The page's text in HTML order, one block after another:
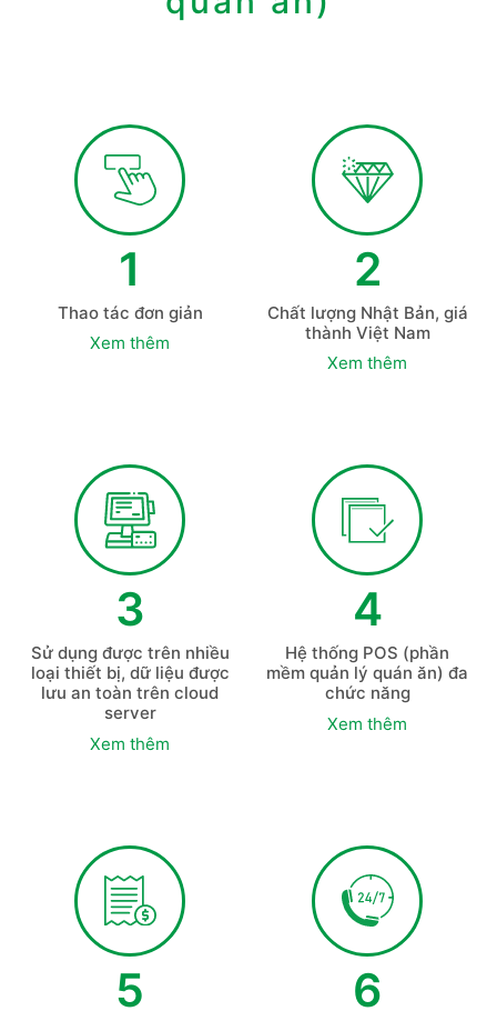
1
Thao tác đơn giản
Xem thêm
2
Chất lượng Nhật Bản, giá
thành Việt Nam
Xem thêm
3
Sử dụng được trên nhiều
loại thiết bị, dữ liệu được
lưu an toàn trên cloud
server
Xem thêm
4
Hệ thống POS (phần
mềm quản lý quán ăn) đa
chức năng
Xem thêm
5 6